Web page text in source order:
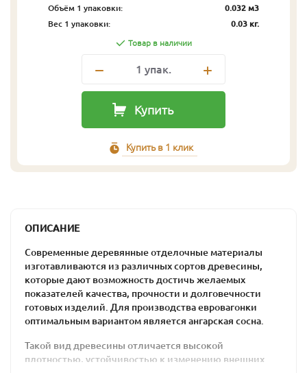
Объём 1 упаковки:
0.032 м3
Вес 1 упаковки:
0.03 кг.
Товар в наличии
1 упак.
Купить
Купить в 1 клик
ОПИСАНИЕ
Современные деревянные отделочные материалы
изготавливаются из различных сортов древесины,
которые дают возможность достичь желаемых
показателей качества, прочности и долговечности
готовых изделий. Для производства евровагонки
оптимальным вариантом является ангарская сосна.
Такой вид древесины отличается высокой
плотностью, устойчивостью к изменению внешних